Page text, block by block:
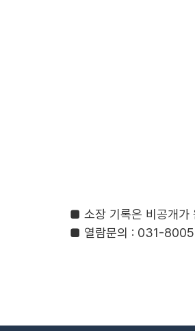
■ 소장 기록은 비공개가
■ 열람문의 : 031-